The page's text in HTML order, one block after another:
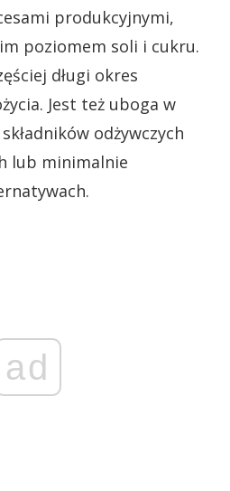
produkcyjnymi,
poziomem soli i cukru.
długi okres
Jest też uboga w
odżywczych
lub minimalnie
ad